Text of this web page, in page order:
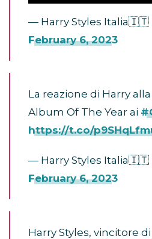
— Harry Styles Italia🇮🇹
February 6, 2023
La reazione di Harry
Album Of The Year ai
https://t.co/
— Harry Styles Italia🇮🇹
February 6, 2023
Harry Styles, vincitore